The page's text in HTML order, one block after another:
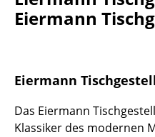
Akkuleuchten
Betten
Doppelbetten
Einzelbetten
Eiermann
Eiermann
Das Eiermann
Klassiker des modernen